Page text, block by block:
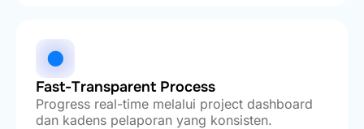
Fast-Transparent Process
Progress real-time melalui project dashboard
dan kadens pelaporan yang konsisten.